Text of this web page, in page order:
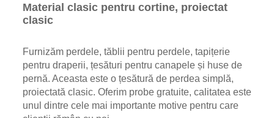
Material clasic pentru cortine, proiectat
clasic
Furnizăm perdele, tăblii pentru perdele, tapițerie
pentru draperii, țesături pentru canapele și huse de
pernă. Aceasta este o țesătură de perdea simplă,
proiectată clasic. Oferim probe gratuite, calitatea este
unul dintre cele mai importante motive pentru care